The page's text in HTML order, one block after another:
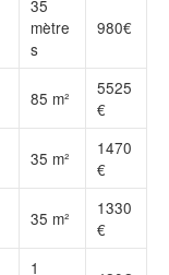
35
mètre
s
980€
85 m²
5525
€
35 m²
1470
€
35 m²
1330
€
1